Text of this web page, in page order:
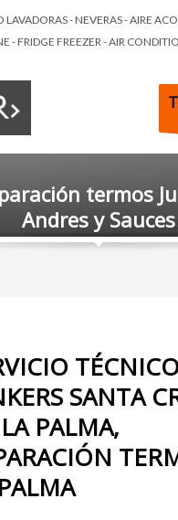
LAVADORAS - NEVERAS - AIRE
- FRIDGE FREEZER - AIR
termos
Andres y Sauces
TÉCNICO
SANTA
PALMA,